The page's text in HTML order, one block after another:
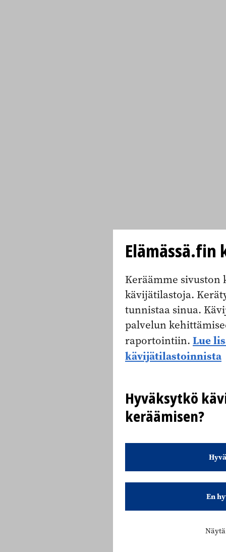
Keräämme sivuston
kävijätilastoja.
tunnistaa sinua.
palvelun
raportointiin. Lue
kävijätilastoinnista
Hyväksytkö
keräämisen?
En